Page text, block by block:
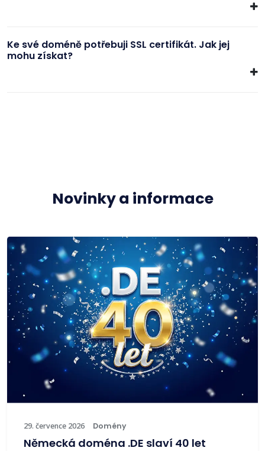
Ke své doméně potřebuji SSL certifikát. Jak jej
mohu získat?
Novinky a informace
29. července 2026 Domény
Německá doména .DE slaví 40 let